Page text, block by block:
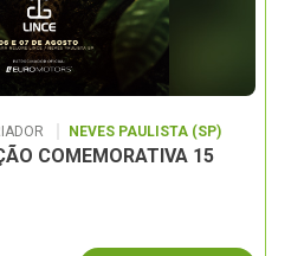
NEVES PAULISTA (SP)
COMEMORATIVA 15